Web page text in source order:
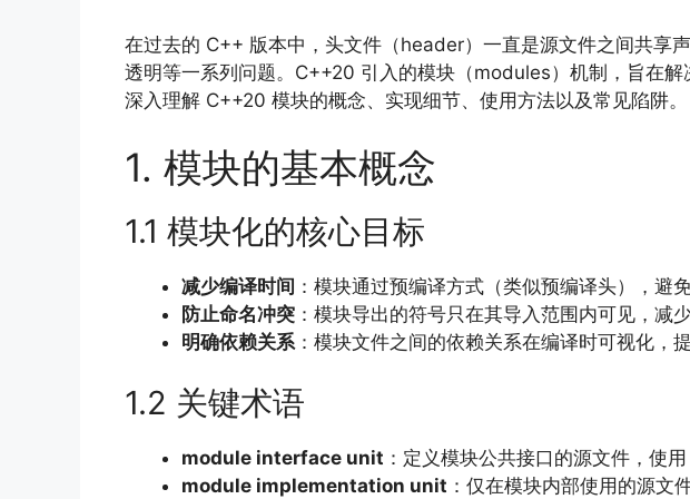
在过去的 C++ 版本中，头文件（header）一直是源文件之间共享
透明等一系列问题。C++20 引入的模块（modules）机制，旨在
深入理解 C++20 模块的概念、实现细节、使用方法以及常见陷阱。
1. 模块的基本概念
1.1 模块化的核心目标
减少编译时间 ：模块通过预编译方式（类似预编译头），避
防止命名冲突 ：模块导出的符号只在其导入范围内可见，减
明确依赖关系 ：模块文件之间的依赖关系在编译时可视化，
1.2 关键术语
module interface unit ：定义模块公共接口的源文件，使用
module implementation unit ：仅在模块内部使用的源文